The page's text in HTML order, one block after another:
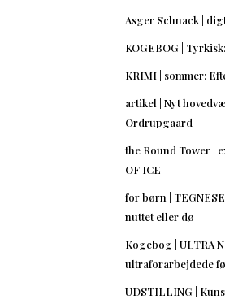
Asger Schnack |
KOGEBOG |
KRIMI | sommer:
artikel | Nyt
Ordrupgaard
the Round Tower |
OF ICE
for børn |
nuttet eller dø
Kogebog | ULTRA
ultraforarbejdede
UDSTILLING |